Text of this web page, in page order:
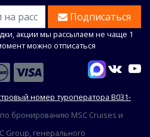
Подписаться
акции мы рассылаем не чаще 1
можно отписаться
номер туроператора В031-
бронированию MSC Cruises и
Group, генерального